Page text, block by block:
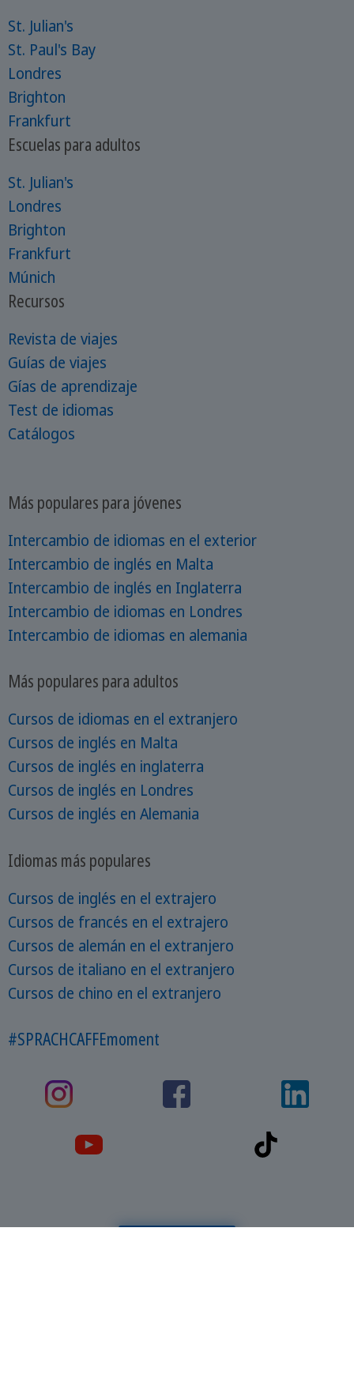
St. Julian's
St. Paul's Bay
Londres
Brighton
Frankfurt
Escuelas para adultos
St. Julian's
Londres
Brighton
Frankfurt
Múnich
Recursos
Revista de viajes
Guías de viajes
Gías de aprendizaje
Test de idiomas
Catálogos
Más populares para jóvenes
Intercambio de idiomas en el exterior
Intercambio de inglés en Malta
Intercambio de inglés en Inglaterra
Intercambio de idiomas en Londres
Intercambio de idiomas en alemania
Más populares para adultos
Cursos de idiomas en el extranjero
Cursos de inglés en Malta
Cursos de inglés en inglaterra
Cursos de inglés en Londres
Cursos de inglés en Alemania
Idiomas más populares
Cursos de inglés en el extrajero
Cursos de francés en el extrajero
Cursos de alemán en el extranjero
Cursos de italiano en el extranjero
Cursos de chino en el extranjero
#SPRACHCAFFEmoment